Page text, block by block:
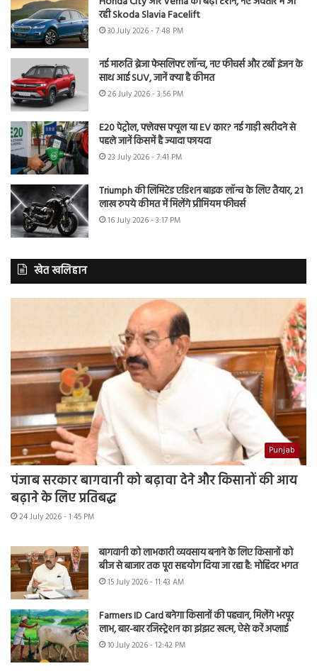
रही Skoda Slavia Facelift
30 July 2026 - 7:48 PM
नई मारुति ब्रेजा फेसलिफ्ट लॉन्च, नए फीचर्स और टर्बो इंजन के
साथ आई SUV, जानें क्या है कीमत
26 July 2026 - 3:56 PM
E20 पेट्रोल, फ्लेक्स फ्यूल या EV कार? नई गाड़ी खरीदने से
पहले जानें किसमें है ज्यादा फायदा
23 July 2026 - 7:41 PM
Triumph की लिमिटेड एडिशन बाइक लॉन्च के लिए तैयार, 21
लाख रुपये कीमत में मिलेंगे प्रीमियम फीचर्स
16 July 2026 - 3:17 PM
खेत खलिहान
Punjab
पंजाब सरकार बागवानी को बढ़ावा देने और किसानों की आय
बढ़ाने के लिए प्रतिबद्ध
24 July 2026 - 1:45 PM
बागवानी को लाभकारी व्यवसाय बनाने के लिए किसानों को
बीज से बाजार तक पूरा सहयोग दिया जा रहा है: मोहिंदर भगत
15 July 2026 - 11:43 AM
Farmers ID Card बनेगा किसानों की पहचान, मिलेंगे भरपूर
लाभ, बार-बार रजिस्ट्रेशन का झंझट खत्म, ऐसे करें अप्लाई
10 July 2026 - 12:42 PM